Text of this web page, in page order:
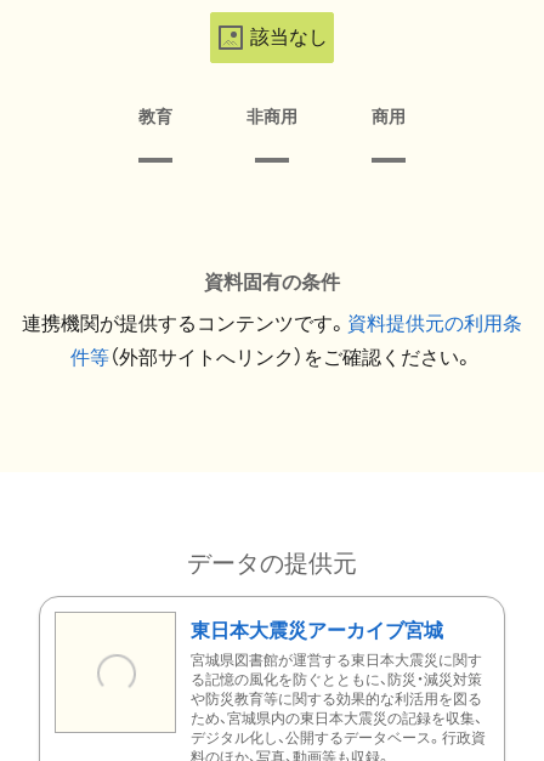
該当なし
教育 非商用 商用
資料固有の条件
連携機関が提供するコンテンツです。 資料提供元の利用条
件等（外部サイトへリンク）をご確認ください。
データの提供元
東日本大震災アーカイブ宮城
宮城県図書館が運営する東日本大震災に関す
る記憶の風化を防ぐとともに、防災・減災対策
や防災教育等に関する効果的な利活用を図る
ため、宮城県内の東日本大震災の記録を収集、
デジタル化し、公開するデータベース。行政資
料のほか、写真、動画等も収録。